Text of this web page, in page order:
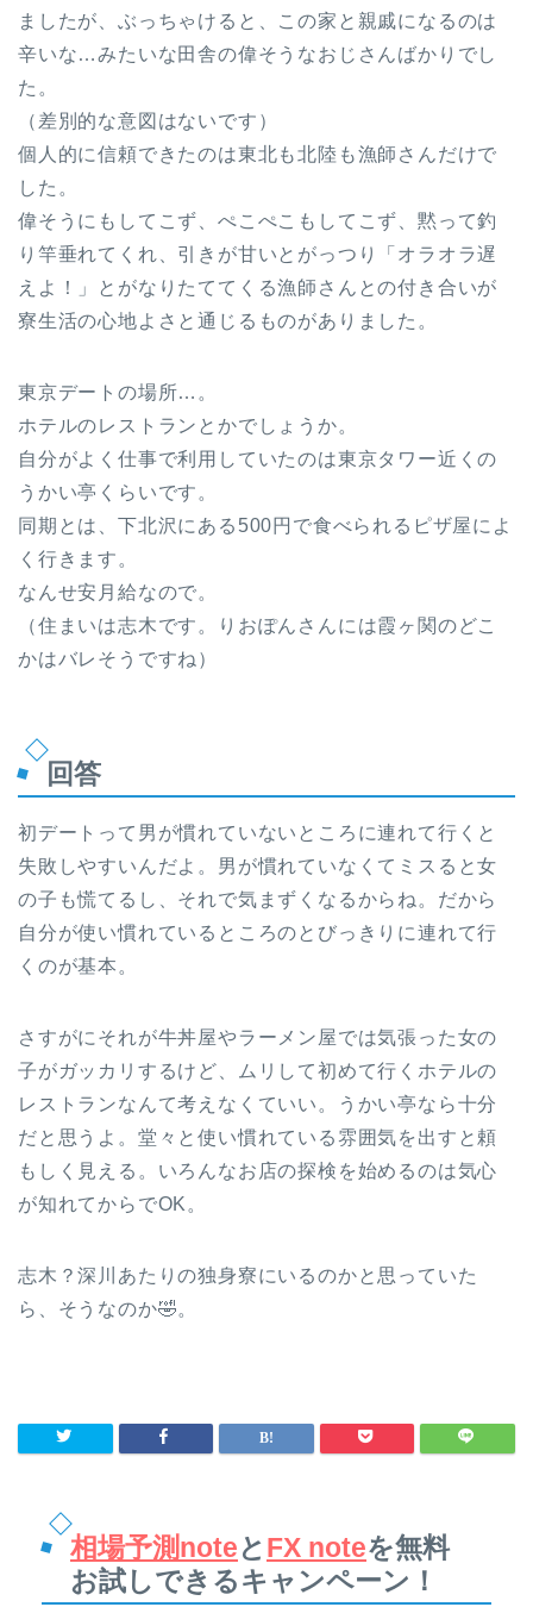
ましたが、ぶっちゃけると、この家と親戚になるのは
辛いな…みたいな田舎の偉そうなおじさんばかりでし
た。
（差別的な意図はないです）
個人的に信頼できたのは東北も北陸も漁師さんだけで
した。
偉そうにもしてこず、ぺこぺこもしてこず、黙って釣
り竿垂れてくれ、引きが甘いとがっつり「オラオラ遅
えよ！」とがなりたててくる漁師さんとの付き合いが
寮生活の心地よさと通じるものがありました。
東京デートの場所…。
ホテルのレストランとかでしょうか。
自分がよく仕事で利用していたのは東京タワー近くの
うかい亭くらいです。
同期とは、下北沢にある500円で食べられるピザ屋によ
く行きます。
なんせ安月給なので。
（住まいは志木です。りおぽんさんには霞ヶ関のどこ
かはバレそうですね）
回答
初デートって男が慣れていないところに連れて行くと
失敗しやすいんだよ。男が慣れていなくてミスると女
の子も慌てるし、それで気まずくなるからね。だから
自分が使い慣れているところのとびっきりに連れて行
くのが基本。
さすがにそれが牛丼屋やラーメン屋では気張った女の
子がガッカリするけど、ムリして初めて行くホテルの
レストランなんて考えなくていい。うかい亭なら十分
だと思うよ。堂々と使い慣れている雰囲気を出すと頼
もしく見える。いろんなお店の探検を始めるのは気心
が知れてからでOK。
志木？深川あたりの独身寮にいるのかと思っていた
ら、そうなのか🤣。
相場予測noteとFX noteを無料
お試しできるキャンペーン！